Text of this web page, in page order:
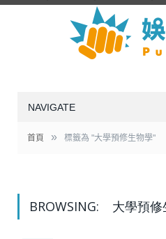
NAVIGATE
首頁 » 標籤為 "大學預修生物學"
BROWSING: 大學預修